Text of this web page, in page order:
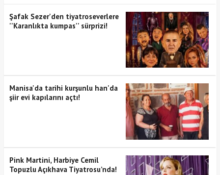
Şafak Sezer'den tiyatroseverlere
''Karanlıkta kumpas'' sürprizi!
Manisa'da tarihi kurşunlu han'da
şiir evi kapılarını açtı!
Pink Martini, Harbiye Cemil
Topuzlu Açıkhava Tiyatrosu’nda!